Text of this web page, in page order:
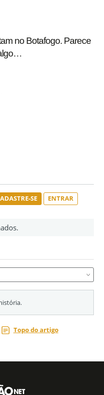
no Botafogo. Parece